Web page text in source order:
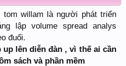
tom willam là người phát triển
lập volume spread analys
đuổi.
up lên diễn đàn , vì thế ai cần
sách và phần mềm